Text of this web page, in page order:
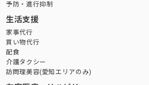
予防・進行抑制
生活支援
家事代行
買い物代行
配食
介護タクシー
訪問理美容(愛知エリアのみ)